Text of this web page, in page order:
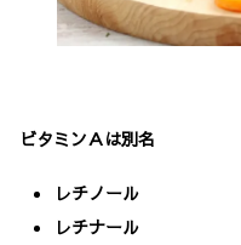
ビタミンＡは別名
レチノール
レチナール